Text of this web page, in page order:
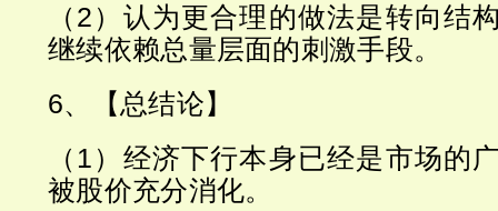
（2）认为更合理的做法是转向结
继续依赖总量层面的刺激手段。
6、【总结论】
（1）经济下行本身已经是市场的
被股价充分消化。